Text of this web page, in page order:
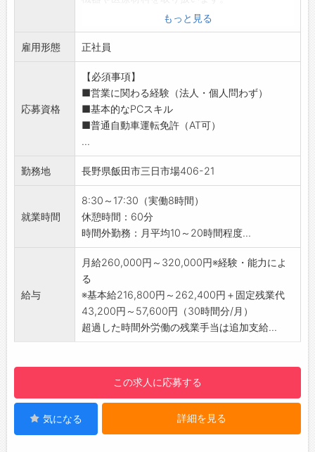
メーカー勉強会、先輩によるOJTなどを通し
て、仕事のやり方を習得
↓
・半年～1年
お客様の引き継ぎを行いながら、約3ヶ月毎に
入社から2～6年後に下記のような、キャリアス
テップがあります。
・スペシャリスト：専門分野に特化したスペシ
ャリスト。施設担当から要望を受けサポートし
ます。
・施設担当者：担当病院を持ち治療レベルが上
がるようサポートする営業です。
・チームリーダー：現場のスペシャリストを経
て、チームをマネジメントする立場
・拠点長・部長：各メンバー、リーダーのマネ
ジメント
【職場の雰囲気・社風】
がらチームプレーを大切にしています。
自宅から社用車で出勤
入社後は、座学研修やOJTを経て、先輩社員か
ら病院を2~3社引継ぎます。
【業務内容】
・お客様へのヒアリング
※メインは総合病院（循環器内科）の先生、事
務など
・各種医療製品のご提案
・製品の積込み及び納品
※社用車はAT限定可です。
・オペ（治療）に関する打ち合わせ・症例の立
合い
明
＜具体的には＞
医師と手術についての打ち合わせ
医師のニーズに合わせて製品を提案
手術現場で取扱い説明等のサポートを実施
【扱う商品】
・ペースメーカやカテーテルといった循環器関
連製品です。
【やりがい】
・医療従事者から信頼できる最強のパートナー
として、社会貢献度の高い仕事に携われます。
・病院の先生や看護師の方から、治療が上手く
いった時に、感謝の言葉を頂けると喜びを感じ
もっと見る
雇用形態 正社員
応募資格
【必須事項】
■営業に関わる経験（法人・個人問わず）
■基本的なPCスキル
■普通自動車運転免許（AT可）
...
勤務地 長野県飯田市三日市場406-21
就業時間
8:30～17:30（実働8時間）
休憩時間：60分
時間外勤務：月平均10～20時間程度...
給与
月給260,000円～320,000円※経験・能力によ
る
※基本給216,800円～262,400円＋固定残業代
43,200円～57,600円（30時間分/月）
超過した時間外労働の残業手当は追加支給...
この求人に応募する
気になる 詳細を見る